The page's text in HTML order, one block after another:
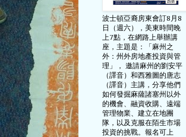
波士頓亞裔房東會訂8月8
日（週六），美東時間晚
上7點，在網路上舉辦講
座，主題是：「麻州之
外：州外房地產投資與管
理」， 邀請麻州的劉安平
（譯音）和西雅圖的唐志
（譯音）主講，分享他們
如何發掘麻薩諸塞州以外
的機會、融資收購、遠端
管理物業、建立在地團
隊，以及克服在陌生市場
投資的挑戰。報名可上